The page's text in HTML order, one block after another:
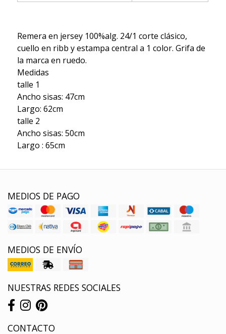
Remera en jersey 100%alg. 24/1 corte clásico,
cuello en ribb y estampa central a 1 color. Grifa de
la marca en ruedo.
Medidas
talle 1
Ancho sisas: 47cm
Largo: 62cm
talle 2
Ancho sisas: 50cm
Largo : 65cm
MEDIOS DE PAGO
MEDIOS DE ENVÍO
NUESTRAS REDES SOCIALES
CONTACTO